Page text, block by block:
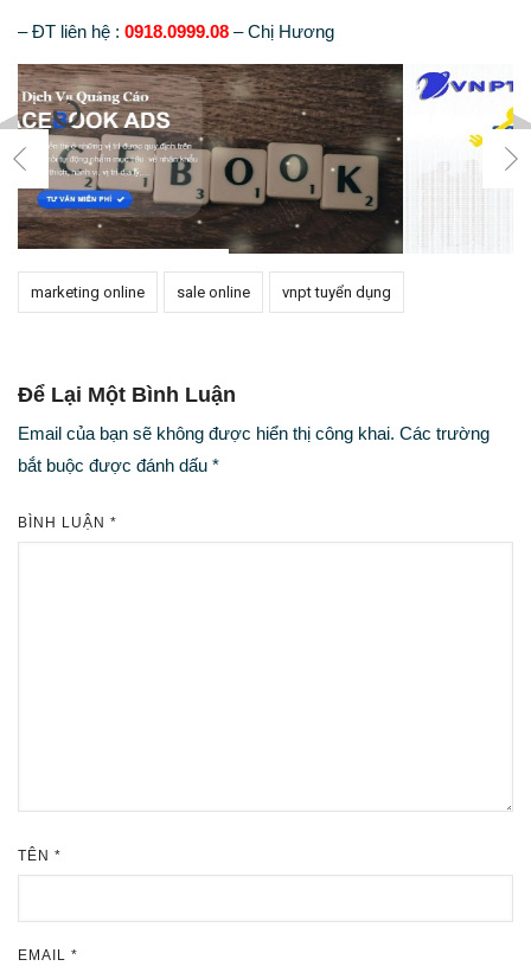
– ĐT liên hệ : 0918.0999.08 – Chị Hương
marketing online sale online vnpt tuyển dụng
Để Lại Một Bình Luận
Email của bạn sẽ không được hiển thị công khai. Các trường
bắt buộc được đánh dấu *
BÌNH LUẬN *
TÊN *
EMAIL *